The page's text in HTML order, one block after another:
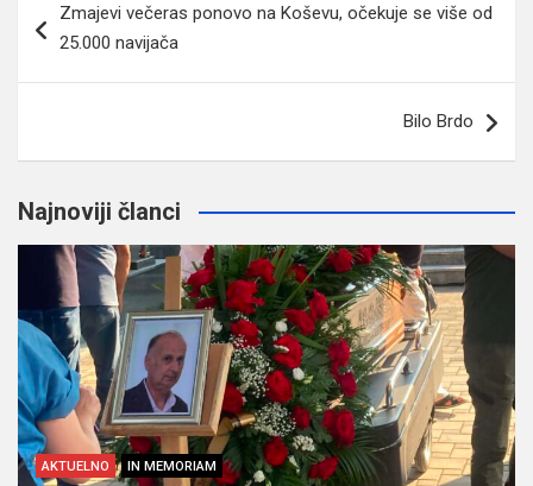
članaka
Zmajevi večeras ponovo na Koševu, očekuje se više od
25.000 navijača
Bilo Brdo
Najnoviji članci
AKTUELNO IN MEMORIAM